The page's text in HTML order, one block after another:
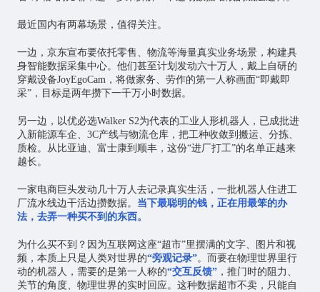
最近国内有两幕场景，值得关注。
一边，京东宣布要依托零售、物流等海量真实业务场景，构建具
身智能数据采集中心。他们甚至计划发动六十万人，戴上自研的
穿戴设备JoyEgoCam，将做家务、劳作的第一人称画面“即戴即
采”，目标是两年攒下一千万小时数据。
另一边，以优必选Walker S2为代表的工业人形机器人，已成批进
入新能源车企、3C产线与物流仓库，把工种收敛到搬运、分拣、
质检。从比亚迪、富士康到顺丰，这份“进厂打工”的名单正越来
越长。
一家电商巨头发动几十万人去记录真实生活，一批机器人住进工
厂流水线边干活边攒数据。 当下最聪明的钱，正在用最笨的办
法，去弄一种买不到的东西。
为什么买不到？因为互联网这座“超市”里摆满的文字、图片和视
频，本质上只是人类对世界的“旁观记录”。而要在物理世界里行
动的机器人，需要的是第一人称的“交互反馈”，推门时的阻力、
关节的角度、物理世界的实时回应。这种数据超市不卖，只能自